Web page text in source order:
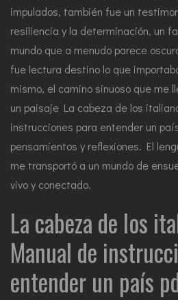
impulados, también fue un
resiliencia y la determinación, un
mundo que a menudo parece
fue lectura destino lo que
mismo, el camino sinuoso que me
un paisaje La cabeza de los
instrucciones para entender un
pensamientos y reflexiones. El
me transportó a un mundo de
vivo y conectado.
La cabeza de los
Manual de
entender un país